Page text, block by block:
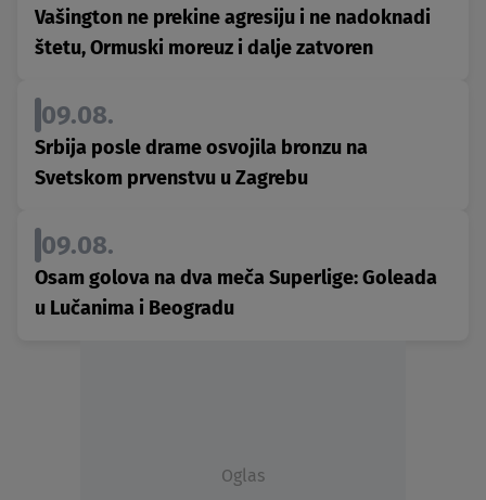
Vašington ne prekine agresiju i ne nadoknadi
štetu, Ormuski moreuz i dalje zatvoren
09.08.
Srbija posle drame osvojila bronzu na
Svetskom prvenstvu u Zagrebu
09.08.
Osam golova na dva meča Superlige: Goleada
u Lučanima i Beogradu
Oglas